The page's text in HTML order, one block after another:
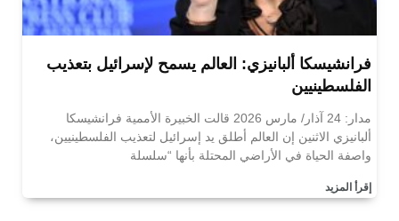
فرانشيسكا ألبانيزي: العالم يسمح لإسرائيل بتعذيب
الفلسطينيين
مدار: 24 آذار/ مارس 2026 قالت الخبيرة الأممية فرانشيسكا
ألبانيزي الاثنين إن العالم أطلق يد إسرائيل لتعذيب الفلسطينيين،
واصفة الحياة في الأراضي المحتلة بأنها “سلسلة
إقرأ المزيد